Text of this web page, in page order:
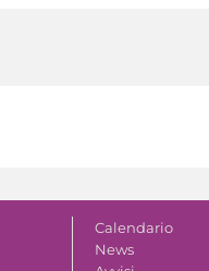
Calendario
News